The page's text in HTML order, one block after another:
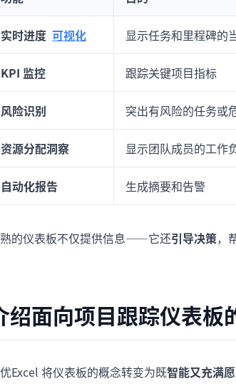
实时进度 可视化 显示任务和里程碑的
KPI 监控 跟踪关键项目指标
风险识别 突出有风险的任务或
资源分配洞察 显示团队成员的工作
自动化报告 生成摘要和告警
的仪表板不仅提供信息——它还引导决策，
绍面向项目跟踪仪表板
Excel 将仪表板的概念转变为既智能又充满